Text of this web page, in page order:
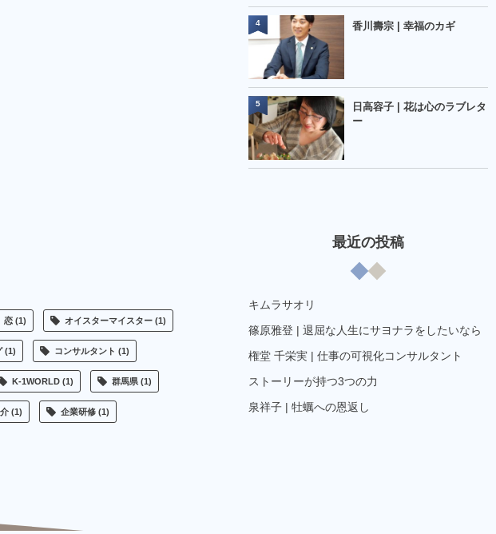
恋 (1) オイスターマイスター (1)
(1) コンサルタント (1)
K-1WORLD (1) 群馬県 (1)
(1) 企業研修 (1)
香川壽宗 | 幸福のカギ
4
日高容子 | 花は心のラブレタ
ー
5
最近の投稿
キムラサオリ
篠原雅登 | 退屈な人生にサヨナラをしたいなら
権堂 千栄実 | 仕事の可視化コンサルタント
ストーリーが持つ3つの力
泉祥子 | 牡蠣への恩返し